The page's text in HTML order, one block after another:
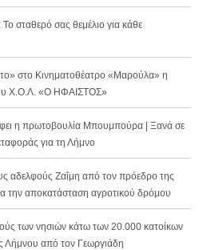
Το σταθερό σας θεμέλιο για κάθε
στο Κινηματοθέατρο «Μαρούλα» η
Χ.Ο.Λ. «Ο ΗΦΑΙΣΤΟΣ»
η πρωτοβουλία Μπουμπούρα | Ξανά σε
για τη Λήμνο
αδελφούς Ζαΐμη από τον πρόεδρο της
την αποκατάσταση αγροτικού δρόμου
των νησιών κάτω των 20.000 κατοίκων
Λήμνου από τον Γεωργιάδη